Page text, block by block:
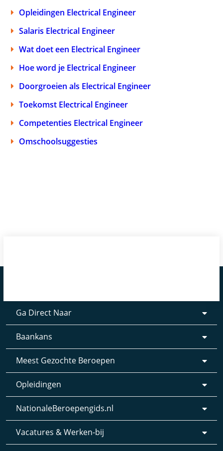
Opleidingen Electrical Engineer
Salaris Electrical Engineer
Wat doet een Electrical Engineer
Hoe word je Electrical Engineer
Doorgroeien als Electrical Engineer
Toekomst Electrical Engineer
Competenties Electrical Engineer
Omschoolsuggesties
Ga Direct Naar
Baankans
Meest Gezochte Beroepen
Opleidingen
NationaleBeroepengids.nl
Vacatures & Werken-bij